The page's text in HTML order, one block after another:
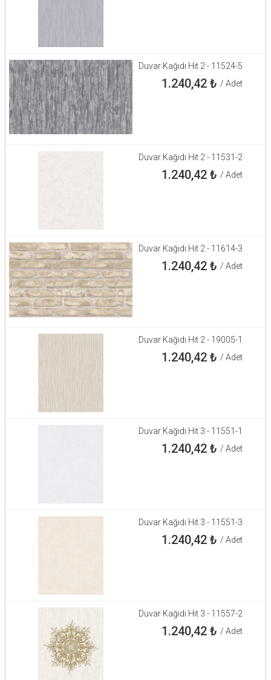
Duvar Kağıdı Hit 2 - 11524-5
1.240,42₺ / Adet
Duvar Kağıdı Hit 2 - 11531-2
1.240,42₺ / Adet
Duvar Kağıdı Hit 2 - 11614-3
1.240,42₺ / Adet
Duvar Kağıdı Hit 2 - 19005-1
1.240,42₺ / Adet
Duvar Kağıdı Hit 3 - 11551-1
1.240,42₺ / Adet
Duvar Kağıdı Hit 3 - 11551-3
1.240,42₺ / Adet
Duvar Kağıdı Hit 3 - 11557-2
1.240,42₺ / Adet